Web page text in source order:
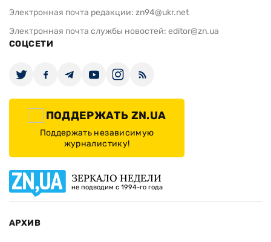
Электронная почта редакции: zn94@ukr.net
Электронная почта службы новостей: editor@zn.ua
СОЦСЕТИ
ПОДДЕРЖАТЬ ZN.UA
Поддержать независимую
журналистику!
ЗЕРКАЛО НЕДЕЛИ
не подводим с 1994-го года
АРХИВ